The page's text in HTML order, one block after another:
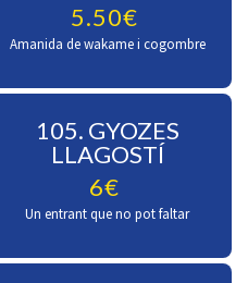
5.50€
Amanida de wakame i cogombre
105. GYOZES
LLAGOSTÍ
6€
Un entrant que no pot faltar